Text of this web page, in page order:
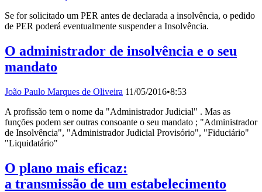
Se for solicitado um PER antes de declarada a insolvência, o pedido
de PER poderá eventualmente suspender a Insolvência.
O administrador de insolvência e o seu
mandato
João Paulo Marques de Oliveira 11/05/2016•8:53
A profissão tem o nome da "Administrador Judicial" . Mas as
funções podem ser outras consoante o seu mandato ; "Administrador
de Insolvência", "Administrador Judicial Provisório", "Fiduciário"
"Liquidatário"
O plano mais eficaz:
a transmissão de um estabelecimento